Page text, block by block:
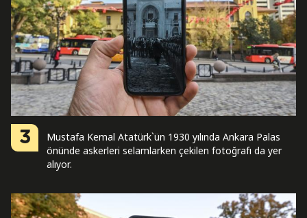
3
Mustafa Kemal Atatürk`ün 1930 yılında Ankara Palas
önünde askerleri selamlarken çekilen fotoğrafı da yer
alıyor.